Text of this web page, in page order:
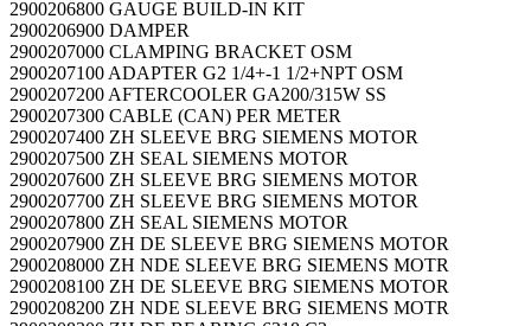
2900206800 GAUGE BUILD-IN KIT
2900206900 DAMPER
2900207000 CLAMPING BRACKET OSM
2900207100 ADAPTER G2 1/4+-1 1/2+NPT OSM
2900207200 AFTERCOOLER GA200/315W SS
2900207300 CABLE (CAN) PER METER
2900207400 ZH SLEEVE BRG SIEMENS MOTOR
2900207500 ZH SEAL SIEMENS MOTOR
2900207600 ZH SLEEVE BRG SIEMENS MOTOR
2900207700 ZH SLEEVE BRG SIEMENS MOTOR
2900207800 ZH SEAL SIEMENS MOTOR
2900207900 ZH DE SLEEVE BRG SIEMENS MOTOR
2900208000 ZH NDE SLEEVE BRG SIEMENS MOTR
2900208100 ZH DE SLEEVE BRG SIEMENS MOTOR
2900208200 ZH NDE SLEEVE BRG SIEMENS MOTR